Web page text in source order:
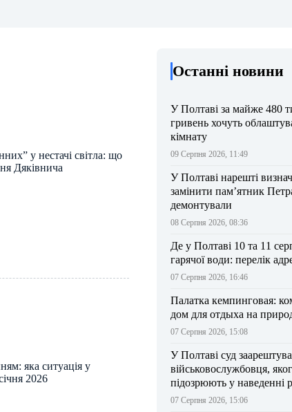
у нестачі світла: що
Дяківнича
яка ситуація у
2026
Останні новини
У Полтаві за майже 480
гривень хочуть
кімнату
09 Серпня 2026, 11:49
У Полтаві нарешті
замінити пам’ятник
демонтували
08 Серпня 2026, 08:36
Де у Полтаві 10 та 11
гарячої води: перелік
07 Серпня 2026, 16:46
Палатка кемпинговая:
дом для отдыха на
07 Серпня 2026, 15:08
У Полтаві суд
військовослужбовця,
підозрюють у наведенні
БпЛА на власний
07 Серпня 2026, 15:06